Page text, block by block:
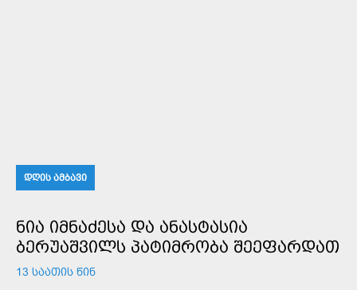
ᲓᲦᲘᲡ ᲐᲛᲑᲐᲕᲘ
ᲜᲘᲐ ᲘᲛᲜᲐᲫᲔᲡᲐ ᲓᲐ ᲐᲜᲐᲡᲢᲐᲡᲘᲐ
ᲑᲔᲠᲣᲐᲨᲕᲘᲚᲡ ᲞᲐᲢᲘᲛᲠᲝᲑᲐ ᲨᲔᲔᲤᲐᲠᲓᲐᲗ
13 ᲡᲐᲐᲗᲘᲡ ᲬᲘᲜ